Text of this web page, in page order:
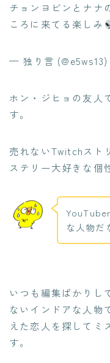
チョンヨビンとナナ
ころに来てる楽しみ
— 独り言
ホン・ジヒョの友人
す。
売れないTwitchスト
ステリー大好きな個
な人物だ
いつも編集ばかりし
ないインドアな人物
えた恋人を探してミ
す。